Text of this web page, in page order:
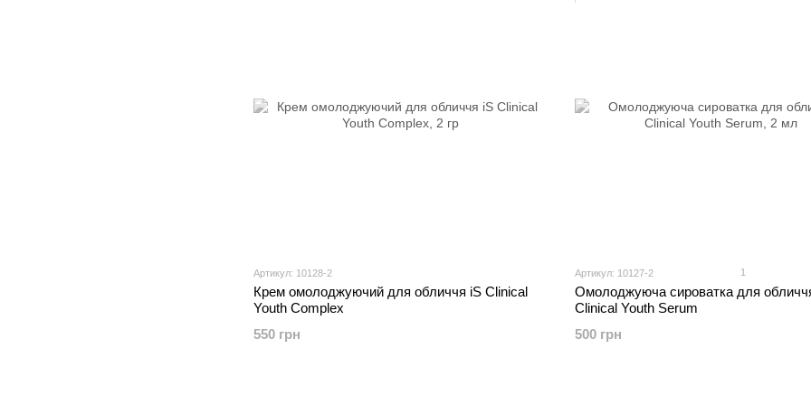
Артикул: 10128-2
Крем омолоджуючий для обличчя iS Clinical
Youth Complex
550 грн
Артикул: 10127-2 1
Омолоджуюча сироватка для
Clinical Youth Serum
500 грн